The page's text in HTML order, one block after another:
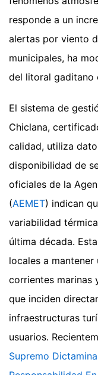
responde a un
alertas por viento
municipales, ha
del litoral gaditano
El sistema de
Chiclana,
calidad, utiliza
disponibilidad de
oficiales de la
(AEMET) indican
variabilidad
última década.
locales a
corrientes marinas
que inciden
infraestructuras
usuarios.
Supremo